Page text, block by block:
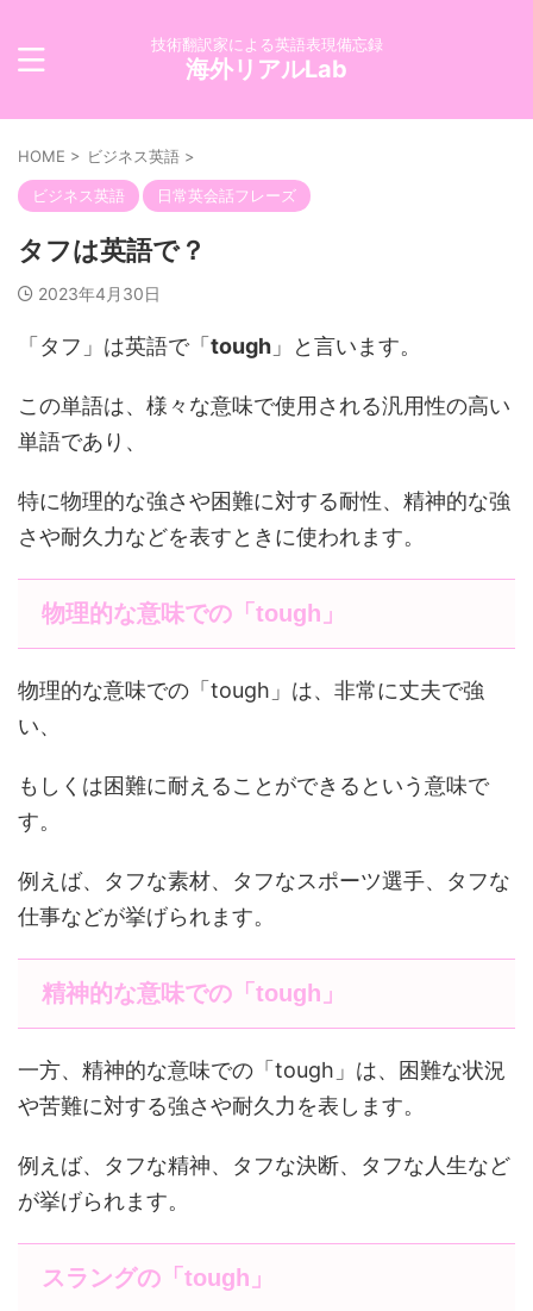
技術翻訳家による英語表現備忘録
海外リアルLab
HOME > ビジネス英語 >
ビジネス英語 日常英会話フレーズ
タフは英語で？
2023年4月30日
「タフ」は英語で「 tough 」と言います。
この単語は、様々な意味で使用される汎用性の高い
単語であり、
特に物理的な強さや困難に対する耐性、精神的な強
さや耐久力などを表すときに使われます。
物理的な意味での「tough」
物理的な意味での「tough」は、非常に丈夫で強
い、
もしくは困難に耐えることができるという意味で
す。
例えば、タフな素材、タフなスポーツ選手、タフな
仕事などが挙げられます。
精神的な意味での「tough」
一方、精神的な意味での「tough」は、困難な状況
や苦難に対する強さや耐久力を表します。
例えば、タフな精神、タフな決断、タフな人生など
が挙げられます。
スラングの「tough」